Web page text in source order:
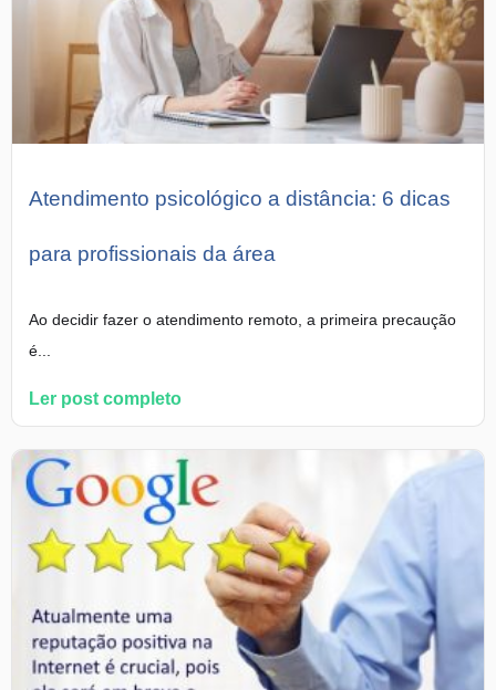
Atendimento psicológico a distância: 6 dicas
para profissionais da área
Ao decidir fazer o atendimento remoto, a primeira precaução
é...
Ler post completo